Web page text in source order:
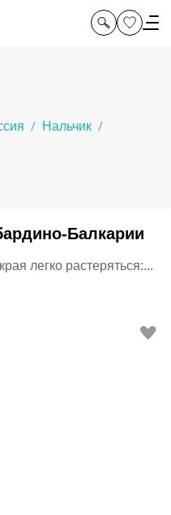
/ Нальчик /
Балкарии
легко растеряться:...